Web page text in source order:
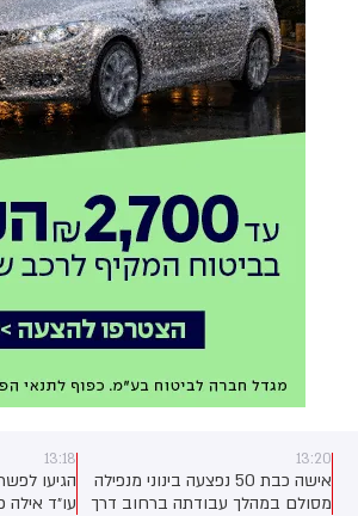
13:20
אישה כבת 50 נפצעה בינוני מנפילה
מסולם במהלך עבודתה ברחוב דרך
13:18
הגיעו
עו״ד אילה